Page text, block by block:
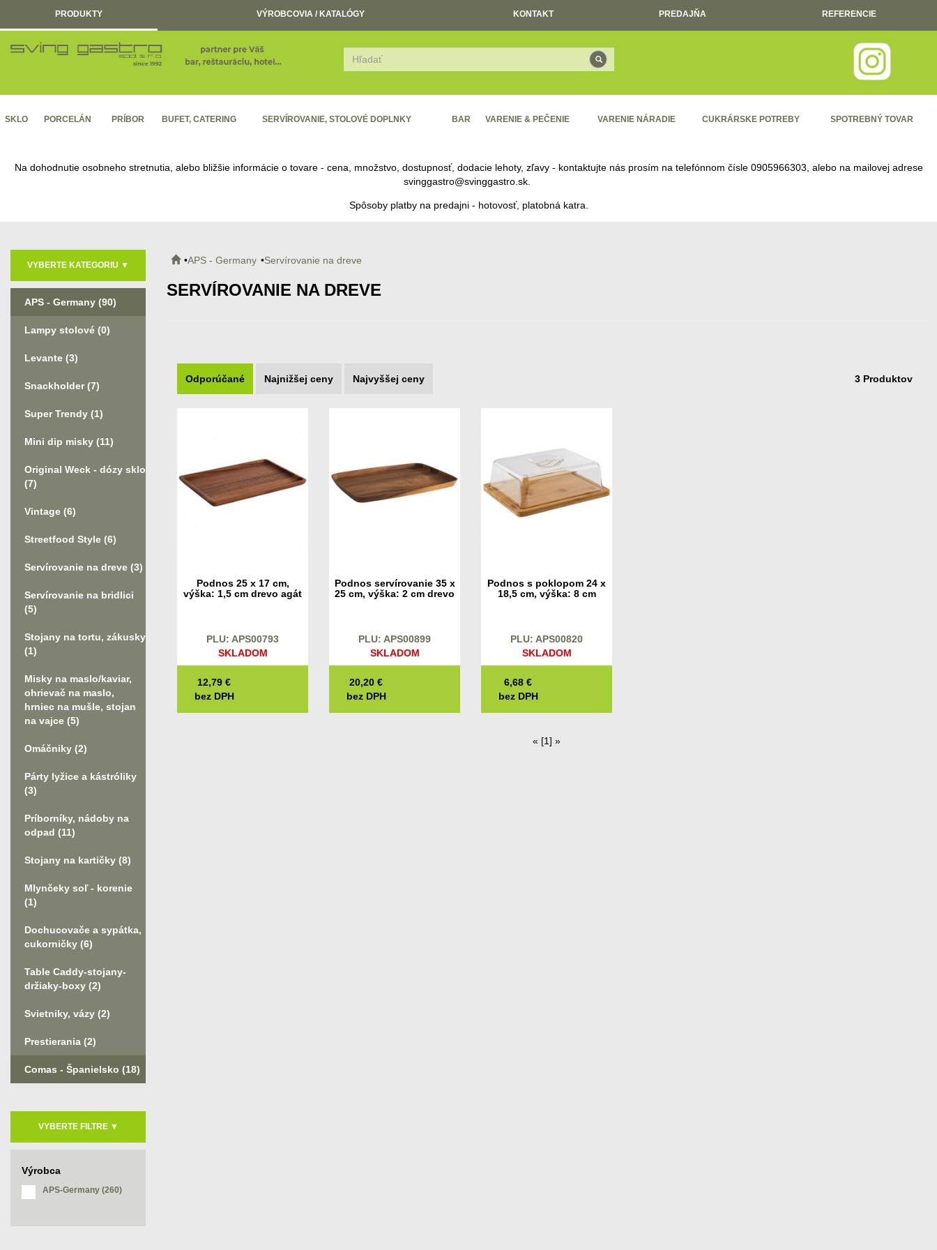
PRODUKTY VÝROBCOVIA / KATALÓGY KONTAKT PREDAJŇA REFERENCIE
SKLO PORCELÁN PRÍBOR BUFET, CATERING SERVÍROVANIE, STOLOVÉ DOPLNKY BAR VARENIE & PEČENIE VARENIE NÁRADIE CUKRÁRSKE POTREBY SPOTREBNÝ TOVAR
Na dohodnutie osobneho stretnutia, alebo bližšie informácie o tovare - cena, množstvo, dostupnosť, dodacie lehoty, zľavy - kontaktujte nás prosím na telefónnom čísle 0905966303 , alebo na mailovej adrese
svinggastro@svinggastro.sk
Spôsoby platby na predajni - hotovosť, platobná katra.
VYBERTE KATEGORIU ▼
APS - Germany (90)
Lampy stolové (0)
Levante (3)
Snackholder(7)
Super Trendy (1)
Mini dip misky (11)
Original Weck - dózy sklo
(7)
Vintage (6)
Streetfood Style (6)
Servírovanie na dreve (3)
Servírovanie na bridlici
(5)
Stojany na tortu, zákusky
(1)
Misky na maslo/kaviar,
ohrievač na maslo,
hrniec na mušle, stojan
na vajce (5)
Omáčniky (2)
Párty lyžice a kástróliky
(3)
Príborníky, nádoby na
odpad (11)
Stojany na kartičky (8)
Mlynčeky soľ - korenie
(1)
Dochucovače a sypátka,
cukorničky (6)
Table Caddy-stojany-
držiaky-boxy (2)
Svietniky, vázy (2)
Prestierania (2)
Comas - Španielsko (18)
VYBERTE FILTRE ▼
Výrobca
APS-Germany (260)
APS - Germany Servírovanie na dreve
SERVÍROVANIE NA DREVE
3 Produktov
Odporúčané Najnižšej ceny Najvyššej ceny
Podnos 25 x 17 cm,
výška: 1,5 cm drevo agát
PLU: APS00793
SKLADOM
12,79 €
bez DPH
Podnos servírovanie 35 x
25 cm, výška: 2 cm drevo
PLU: APS00899
SKLADOM
20,20 €
bez DPH
Podnos s poklopom 24 x
18,5 cm, výška: 8 cm
PLU: APS00820
SKLADOM
6,68 €
bez DPH
« [1] »